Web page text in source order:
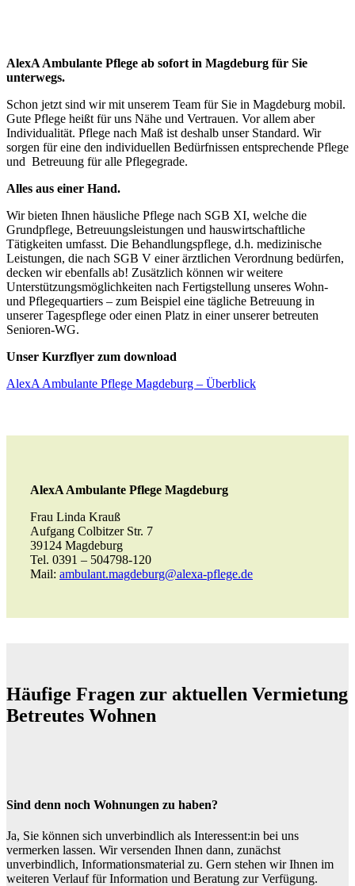
AlexA Ambulante Pflege ab sofort in Magdeburg für Sie
unterwegs.
Schon jetzt sind wir mit unserem Team für Sie in Magdeburg mobil.
Gute Pflege heißt für uns Nähe und Vertrauen. Vor allem aber
Individualität. Pflege nach Maß ist deshalb unser Standard. Wir
sorgen für eine den individuellen Bedürfnissen entsprechende Pflege
und Betreuung für alle Pflegegrade.
Alles aus einer Hand.
Wir bieten Ihnen häusliche Pflege nach SGB XI, welche die
Grundpflege, Betreuungsleistungen und hauswirtschaftliche
Tätigkeiten umfasst. Die Behandlungspflege, d.h. medizinische
Leistungen, die nach SGB V einer ärztlichen Verordnung bedürfen,
decken wir ebenfalls ab! Zusätzlich können wir weitere
Unterstützungsmöglichkeiten nach Fertigstellung unseres Wohn-
und Pflegequartiers – zum Beispiel eine tägliche Betreuung in
unserer Tagespflege oder einen Platz in einer unserer betreuten
Senioren-WG.
Unser Kurzflyer zum download
AlexA Ambulante Pflege Magdeburg – Überblick
AlexA Ambulante Pflege Magdeburg
Frau Linda Krauß
Aufgang Colbitzer Str. 7
39124 Magdeburg
Tel. 0391 – 504798-120
Mail: ambulant.magdeburg@alexa-pflege.de
Häufige Fragen zur aktuellen Vermietung
Betreutes Wohnen
Sind denn noch Wohnungen zu haben?
Ja, Sie können sich unverbindlich als Interessent:in bei uns
vermerken lassen. Wir versenden Ihnen dann, zunächst
unverbindlich, Informationsmaterial zu. Gern stehen wir Ihnen im
weiteren Verlauf für Information und Beratung zur Verfügung.